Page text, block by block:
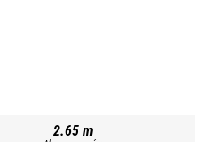
2.65 m